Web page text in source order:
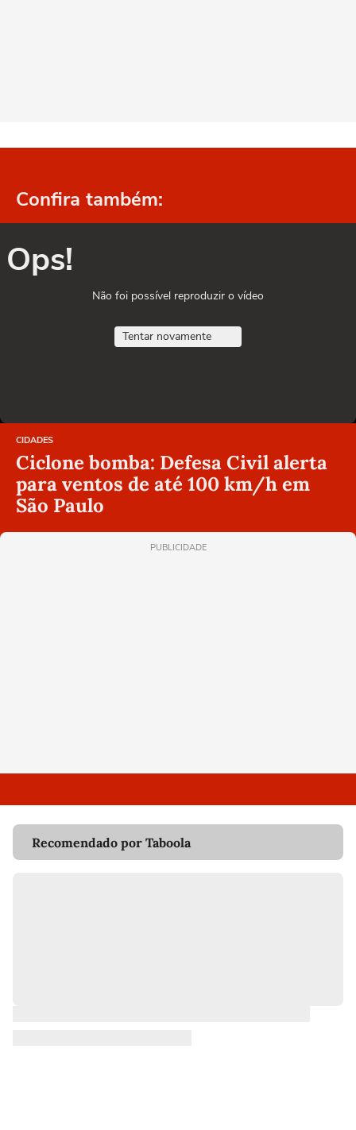
Confira também:
Ops!
Não foi possível reproduzir o vídeo
Tentar novamente
CIDADES
Ciclone bomba: Defesa Civil alerta
para ventos de até 100 km/h em
São Paulo
PUBLICIDADE
Recomendado por Taboola